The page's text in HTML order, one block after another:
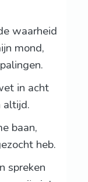
waarheid
mond,
in acht
altijd.
baan,
heb.
spreken